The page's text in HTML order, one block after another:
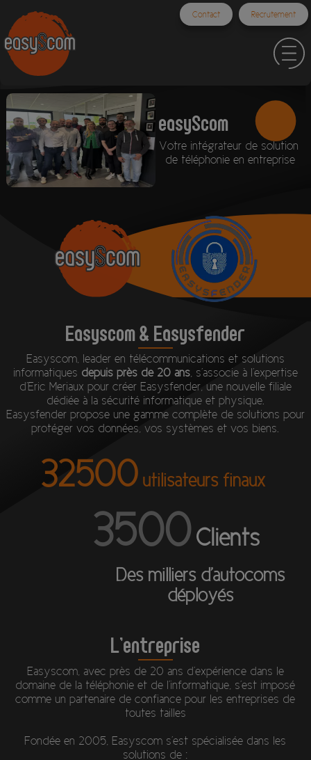
Contact Recrutement
easyScom
Votre intégrateur de solution
de téléphonie en entreprise
Easyscom & Easysfender
Easyscom, leader en télécommunications et solutions
informatiques depuis près de 20 ans, s'associe à l'expertise
d'Eric Meriaux pour créer Easysfender, une nouvelle filiale
dédiée à la sécurité informatique et physique.
Easysfender propose une gamme complète de solutions pour
protéger vos données, vos systèmes et vos biens.
32500 utilisateurs finaux
3500 Clients
Des milliers d'autocoms
déployés
L'entreprise
Easyscom, avec près de 20 ans d'expérience dans le
domaine de la téléphonie et de l'informatique, s'est imposé
comme un partenaire de confiance pour les entreprises de
toutes tailles
Fondée en 2005, Easyscom s'est spécialisée dans les
solutions de :